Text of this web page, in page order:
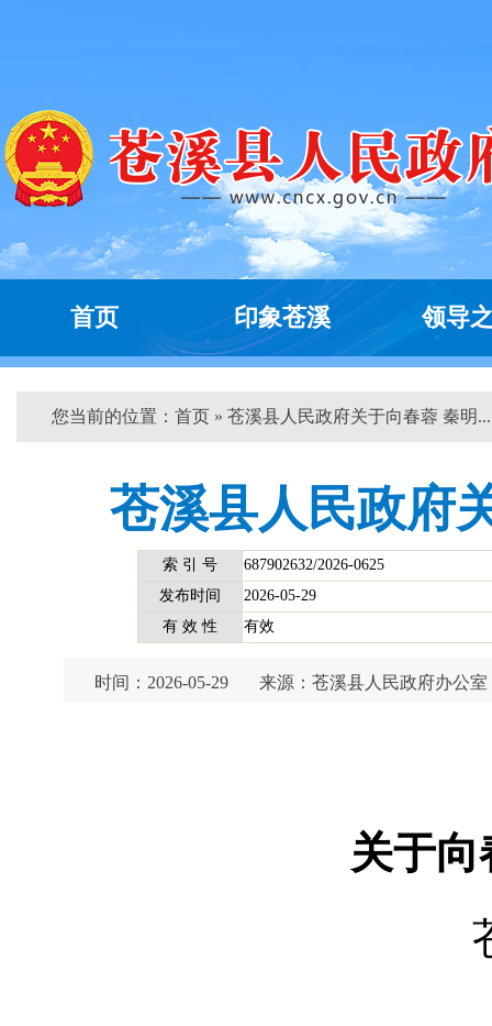
首页 印象苍溪 领导
您当前的位置： 首页 » 苍溪县人民政府关于向春蓉 秦明
苍溪县人民政府
索 引 号
687902632/2026-0625
发布时间
2026-05-29
有 效 性
有效
时间：2026-05-29 来源：苍溪县人民政府办公室
关于